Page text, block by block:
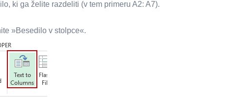
ki ga želite razdeliti (v tem primeru A2: A7).
»Besedilo v stolpce«.